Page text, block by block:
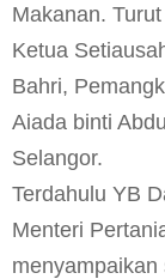
Makanan.
Ketua
Bahri,
Aiada binti
Selangor.
Terdahulu YB
Menteri